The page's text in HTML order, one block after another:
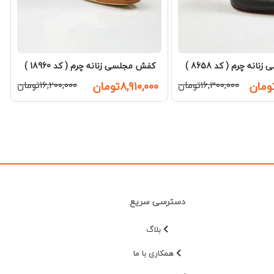
چرم ( کد 8658 )
۱۶,۳۰۰,۰۰۰تومان
کفش مجلسی زنانه چرم ( کد 18960 )
۸,۹۱۰,۰۰۰تومان ۱۶,۲۰۰,۰۰۰تومان
دسترسی سریع
بلاگ
همکاری با ما